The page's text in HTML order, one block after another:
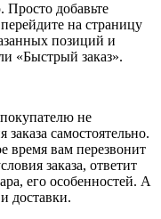
Просто добавьте
на страницу
позиций и
«Быстрый заказ».
не
самостоятельно.
время вам перезвонит
заказа, ответит
его особенностей. А
доставки.